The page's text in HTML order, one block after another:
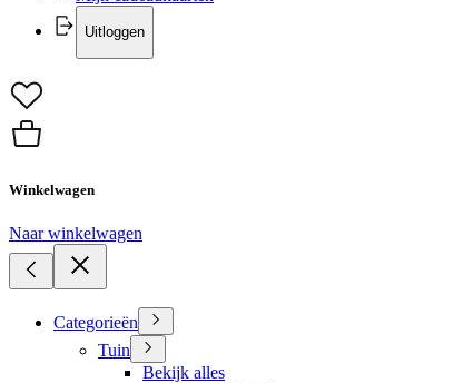
Uitloggen
Winkelwagen
Naar winkelwagen
Categorieën
Tuin
Bekijk alles